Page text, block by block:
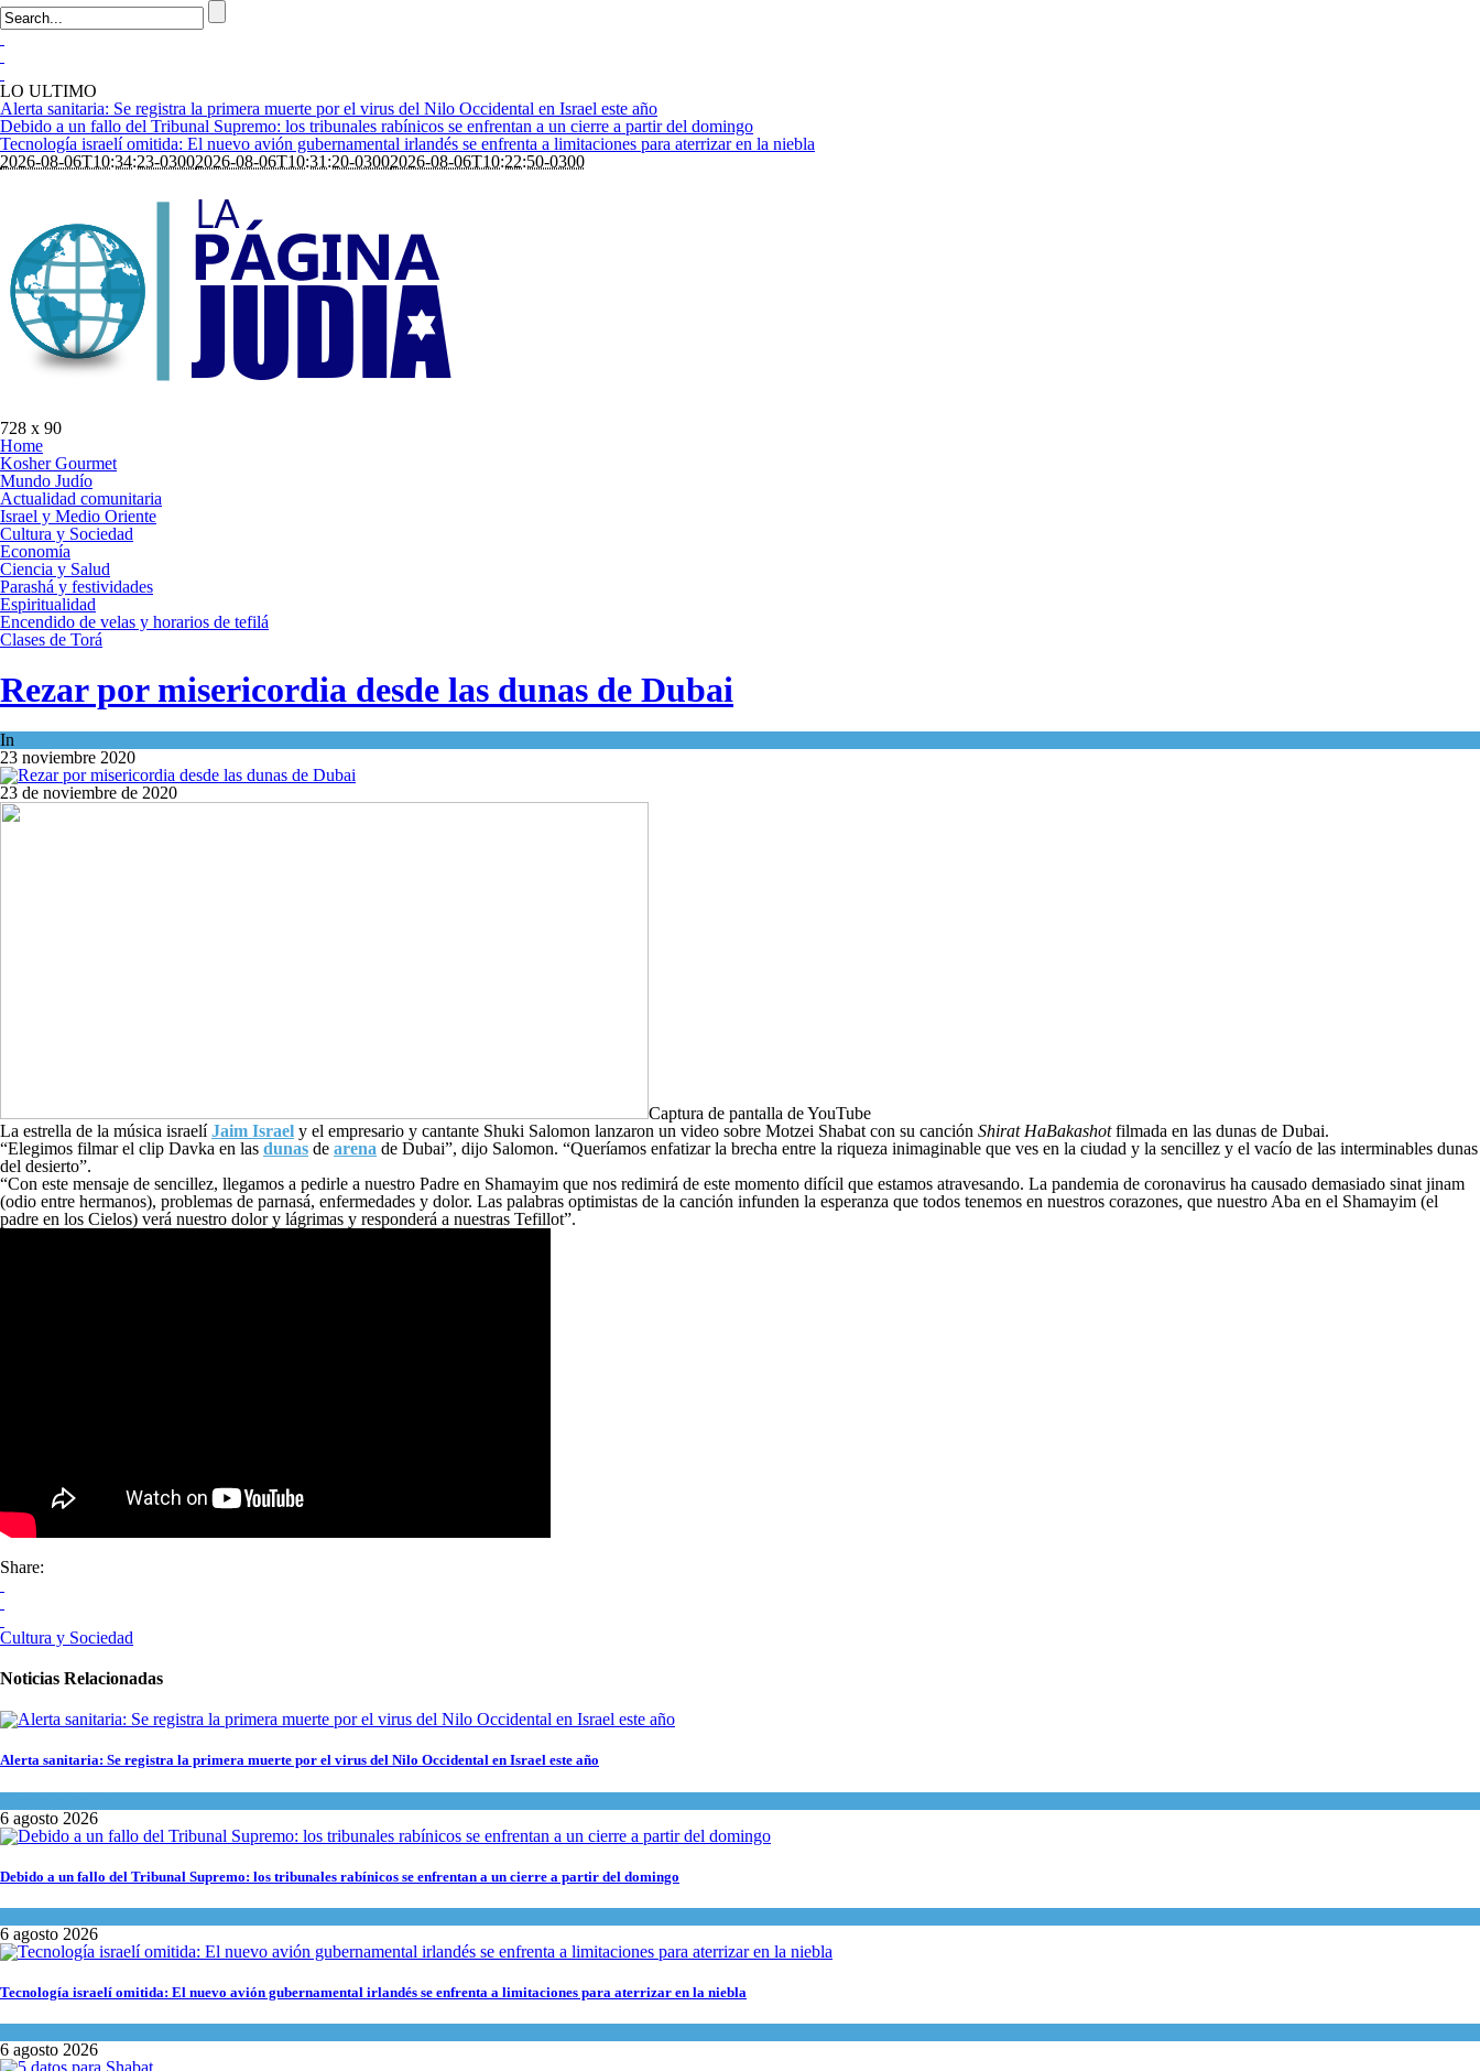
LO ULTIMO
Alerta sanitaria: Se registra la primera muerte por el virus del Nilo Occidental en Israel este año
Debido a un fallo del Tribunal Supremo: los tribunales rabínicos se enfrentan a un cierre a partir del domingo
Tecnología israelí omitida: El nuevo avión gubernamental irlandés se enfrenta a limitaciones para aterrizar en la niebla
2026-08-06T10:34:23-03002026-08-06T10:31:20-03002026-08-06T10:22:50-0300
728 x 90
Home
Kosher Gourmet
Mundo Judío
Actualidad comunitaria
Israel y Medio Oriente
Cultura y Sociedad
Economía
Ciencia y Salud
Parashá y festividades
Espiritualidad
Encendido de velas y horarios de tefilá
Clases de Torá
Rezar por misericordia desde las dunas de Dubai
In
23 noviembre 2020
23 de noviembre de 2020
Captura de pantalla de YouTube
La estrella de la música israelíJaim Israel y el empresario y cantante Shuki Salomon lanzaron un video sobre Motzei Shabat con su canción Shirat HaBakashotfilmada en las dunas de Dubai.
“Elegimos filmar el clip Davka en las dunas de arena de Dubai”, dijo Salomon. “Queríamos enfatizar la brecha entre la riqueza inimaginable que ves en la ciudad y la sencillez y el vacío de las interminables dunas
del desierto”.
“Con este mensaje de sencillez, llegamos a pedirle a nuestro Padre en Shamayim que nos redimirá de este momento difícil que estamos atravesando. La pandemia de coronavirus ha causado demasiado sinat jinam
(odio entre hermanos), problemas de parnasá, enfermedades y dolor. Las palabras optimistas de la canción infunden la esperanza que todos tenemos en nuestros corazones, que nuestro Aba en el Shamayim (el
padre en los Cielos) verá nuestro dolor y lágrimas y responderá a nuestras Tefillot”.
Share:
Cultura y Sociedad
Noticias Relacionadas
Alerta sanitaria: Se registra la primera muerte por el virus del Nilo Occidental en Israel este año
6 agosto 2026
Debido a un fallo del Tribunal Supremo: los tribunales rabínicos se enfrentan a un cierre a partir del domingo
6 agosto 2026
Tecnología israelí omitida: El nuevo avión gubernamental irlandés se enfrenta a limitaciones para aterrizar en la niebla
6 agosto 2026